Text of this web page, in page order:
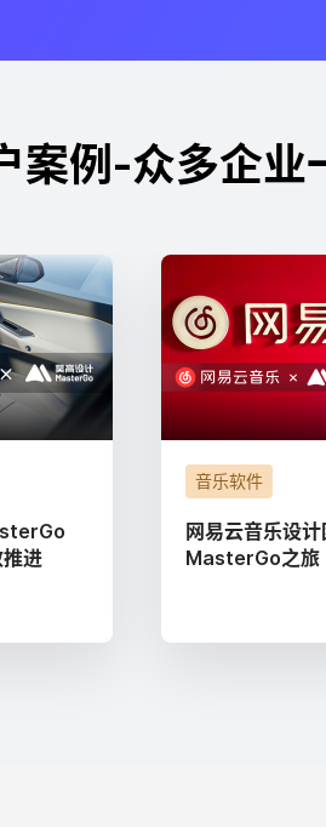
案例-众多企业
进
音乐软件
网易云音乐设
MasterGo之旅